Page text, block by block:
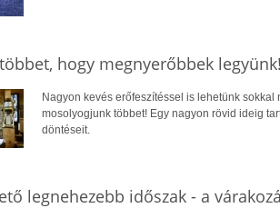
hogy megnyerőbbek
Nagyon kevés erőfeszítéssel is lehetünk
mosolyogjunk többet! Egy nagyon rövid ideig
döntéseit.
legnehezebb időszak - a